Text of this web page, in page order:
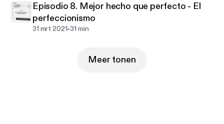
Episodio 8. Mejor hecho que perfecto - El
perfeccionismo
31 mrt 2021-31 min
Meer tonen